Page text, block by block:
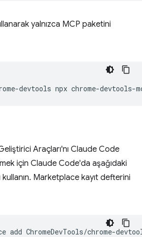
yalnızca MCP paketini
devtools npx
Araçları'nı Claude Code
için Claude Code'da aşağıdaki
kullanın. Marketplace kayıt defterini
add